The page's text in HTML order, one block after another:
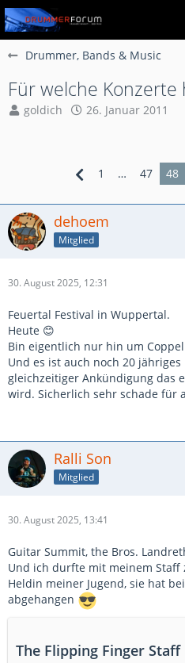
Drummer, Bands & Music
Für welche
goldich
26. Januar 2011
1 … 47 48
dehoem
Mitglied
30. August 2025, 12:31
Feuertal Festival in Wuppertal.
Heute 😊
Bin eigentlich nur hin um
Und es ist auch noch 20
gleichzeitiger Ankündigung das
wird. Sicherlich sehr schade für
Ralli Son
Mitglied
30. August 2025, 13:41
Guitar Summit, the Bros.
Und ich durfte mit meinem Staff
Heldin meiner Jugend, sie hat
abgehangen
The Flipping Finger Staff